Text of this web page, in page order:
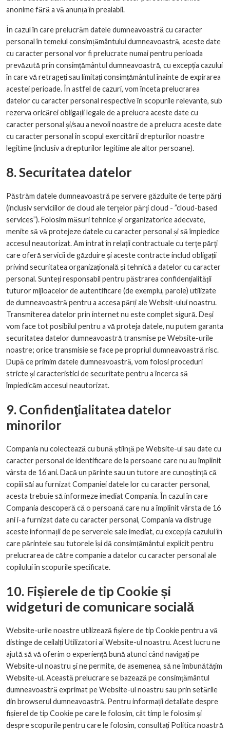
anonime fără a vă anunța în prealabil.
În cazul în care prelucrăm datele dumneavoastră cu caracter
personal în temeiul consimțământului dumneavoastră, aceste date
cu caracter personal vor fi prelucrate numai pentru perioada
prevăzută prin consimțământul dumneavoastră, cu excepția cazului
în care vă retrageți sau limitați consimțământul înainte de expirarea
acestei perioade. În astfel de cazuri, vom înceta prelucrarea
datelor cu caracter personal respective în scopurile relevante, sub
rezerva oricărei obligații legale de a prelucra aceste date cu
caracter personal și/sau a nevoii noastre de a prelucra aceste date
cu caracter personal în scopul exercitării drepturilor noastre
legitime (inclusiv a drepturilor legitime ale altor persoane).
8. Securitatea datelor
Păstrăm datele dumneavoastră pe servere găzduite de terțe părți
(inclusiv serviciilor de cloud ale terţelor părţi cloud - ”cloud-based
services”). Folosim măsuri tehnice și organizatorice adecvate,
menite să vă protejeze datele cu caracter personal și să împiedice
accesul neautorizat. Am intrat în relații contractuale cu terţe părţi
care oferă servicii de găzduire și aceste contracte includ obligații
privind securitatea organizațională și tehnică a datelor cu caracter
personal. Sunteți responsabil pentru păstrarea confidențialității
tuturor mijloacelor de autentificare (de exemplu, parole) utilizate
de dumneavoastră pentru a accesa părți ale Websit-ului noastru.
Transmiterea datelor prin internet nu este complet sigură. Deși
vom face tot posibilul pentru a vă proteja datele, nu putem garanta
securitatea datelor dumneavoastră transmise pe Website-urile
noastre; orice transmisie se face pe propriul dumneavoastră risc.
După ce primim datele dumneavoastră, vom folosi proceduri
stricte și caracteristici de securitate pentru a încerca să
împiedicăm accesul neautorizat.
9. Confidenţialitatea datelor
minorilor
Compania nu colectează cu bună știință pe Website-ul sau date cu
caracter personal de identificare de la persoane care nu au împlinit
vârsta de 16 ani. Dacă un părinte sau un tutore are cunoștință că
copiii săi au furnizat Companiei datele lor cu caracter personal,
acesta trebuie să informeze imediat Compania. În cazul în care
Compania descoperă că o persoană care nu a împlinit vârsta de 16
ani i-a furnizat date cu caracter personal, Compania va distruge
aceste informații de pe serverele sale imediat, cu excepția cazului în
care părintele sau tutorele își dă consimțământul explicit pentru
prelucrarea de către companie a datelor cu caracter personal ale
copilului în scopurile specificate.
10. Fișierele de tip Cookie și
widgeturi de comunicare socială
Website-urile noastre utilizează fișiere de tip Cookie pentru a vă
distinge de ceilalți Utilizatori ai Website-ul noastru. Acest lucru ne
ajută să vă oferim o experiență bună atunci când navigați pe
Website-ul noastru și ne permite, de asemenea, să ne îmbunătățim
Website-ul. Această prelucrare se bazează pe consimțământul
dumneavoastră exprimat pe Website-ul noastru sau prin setările
din browserul dumneavoastră. Pentru informații detaliate despre
fișierel de tip Cookie pe care le folosim, cât timp le folosim și
despre scopurile pentru care le folosim, consultați Politica noastră